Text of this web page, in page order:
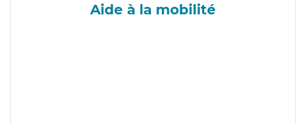
Aide à la mobilité